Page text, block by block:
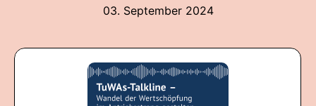
03. September 2024